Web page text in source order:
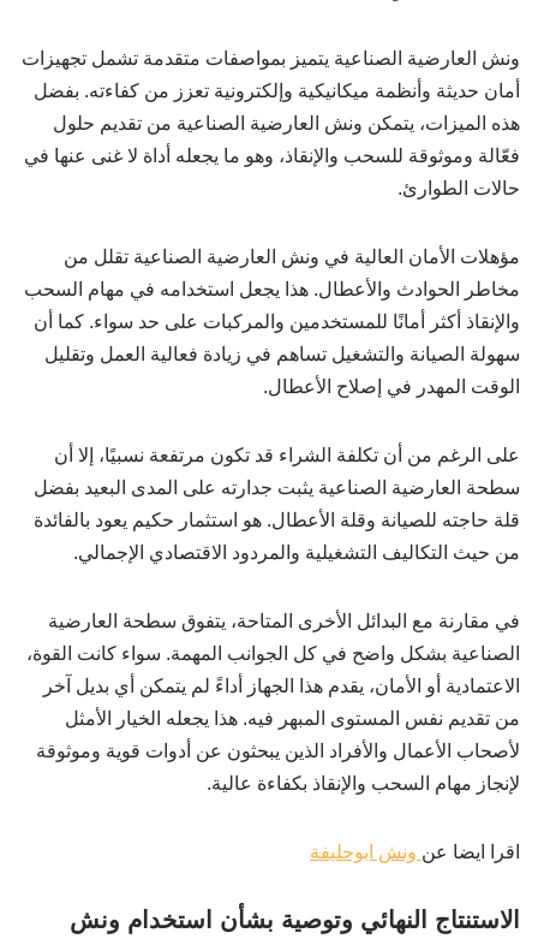
ونش العارضية الصناعية يتميز بمواصفات متقدمة تشمل تجهيزات
أمان حديثة وأنظمة ميكانيكية وإلكترونية تعزز من كفاءته. بفضل
هذه الميزات، يتمكن ونش العارضية الصناعية من تقديم حلول
فعّالة وموثوقة للسحب والإنقاذ، وهو ما يجعله أداة لا غنى عنها في
حالات الطوارئ.
مؤهلات الأمان العالية في ونش العارضية الصناعية تقلل من
مخاطر الحوادث والأعطال. هذا يجعل استخدامه في مهام السحب
والإنقاذ أكثر أمانًا للمستخدمين والمركبات على حد سواء. كما أن
سهولة الصيانة والتشغيل تساهم في زيادة فعالية العمل وتقليل
الوقت المهدر في إصلاح الأعطال.
على الرغم من أن تكلفة الشراء قد تكون مرتفعة نسبيًا، إلا أن
سطحة العارضية الصناعية يثبت جدارته على المدى البعيد بفضل
قلة حاجته للصيانة وقلة الأعطال. هو استثمار حكيم يعود بالفائدة
من حيث التكاليف التشغيلية والمردود الاقتصادي الإجمالي.
في مقارنة مع البدائل الأخرى المتاحة، يتفوق سطحة العارضية
الصناعية بشكل واضح في كل الجوانب المهمة. سواء كانت القوة،
الاعتمادية أو الأمان، يقدم هذا الجهاز أداءً لم يتمكن أي بديل آخر
من تقديم نفس المستوى المبهر فيه. هذا يجعله الخيار الأمثل
لأصحاب الأعمال والأفراد الذين يبحثون عن أدوات قوية وموثوقة
لإنجاز مهام السحب والإنقاذ بكفاءة عالية.
اقرا ايضا عن ونش ابوحليفة
الاستنتاج النهائي وتوصية بشأن استخدام ونش